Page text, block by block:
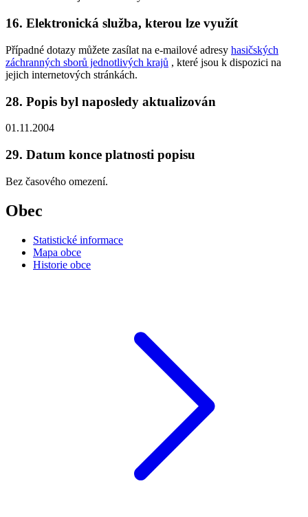
16. Elektronická služba, kterou lze využít
Případné dotazy můžete zasílat na e-mailové adresy hasičských
záchranných sborů jednotlivých krajů , které jsou k dispozici na
jejich internetových stránkách.
28. Popis byl naposledy aktualizován
01.11.2004
29. Datum konce platnosti popisu
Bez časového omezení.
Obec
Statistické informace
Mapa obce
Historie obce